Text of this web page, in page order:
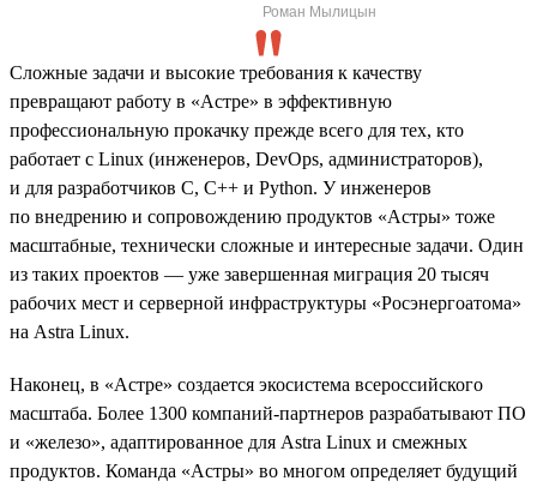
Роман Мылицын
Сложные задачи и высокие требования к качеству
превращают работу в «Астре» в эффективную
профессиональную прокачку прежде всего для тех, кто
работает с Linux (инженеров, DevOps, администраторов),
и для разработчиков C, C++ и Python. У инженеров
по внедрению и сопровождению продуктов «Астры» тоже
масштабные, технически сложные и интересные задачи. Один
из таких проектов — уже завершенная миграция 20 тысяч
рабочих мест и серверной инфраструктуры «Росэнергоатома»
на Astra Linux.
Наконец, в «Астре» создается экосистема всероссийского
масштаба. Более 1300 компаний-партнеров разрабатывают ПО
и «железо», адаптированное для Astra Linux и смежных
продуктов. Команда «Астры» во многом определяет будущий